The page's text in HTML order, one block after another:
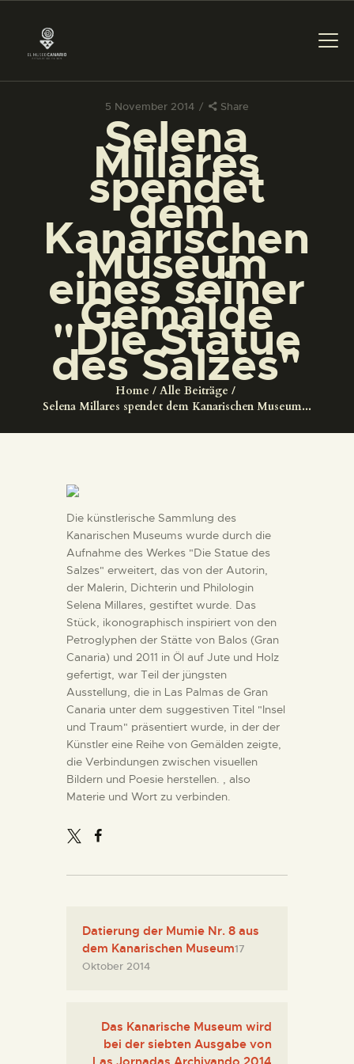
5 November 2014 Share
Selena
Millares
spendet
dem
Kanarischen
Museum
eines seiner
Gemälde
"Die Statue
des Salzes"
Home
Alle Beiträge
Selena Millares spendet dem Kanarischen Museum...
DAS MUSEUM
DIENSTLEISTUNGEN
DIGITALE RESSOURCEN
DEUTSCH
DAS MUSEUM
DIENSTLEISTUNGEN
DIGITALE RESSOURCEN
Die künstlerische Sammlung des
Kanarischen Museums wurde durch die
Aufnahme des Werkes "Die Statue des
Salzes" erweitert, das von der Autorin,
der Malerin, Dichterin und Philologin
Selena Millares, gestiftet wurde. Das
Stück, ikonographisch inspiriert von den
Petroglyphen der Stätte von Balos (Gran
Canaria) und 2011 in Öl auf Jute und Holz
gefertigt, war Teil der jüngsten
Ausstellung, die in Las Palmas de Gran
Canaria unter dem suggestiven Titel "Insel
und Traum" präsentiert wurde, in der der
Künstler eine Reihe von Gemälden zeigte,
die Verbindungen zwischen visuellen
Bildern und Poesie herstellen. , also
Materie und Wort zu verbinden.
Datierung der Mumie Nr. 8 aus
dem Kanarischen Museum17
Oktober 2014
Das Kanarische Museum wird
bei der siebten Ausgabe von